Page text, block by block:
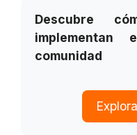
Descubre
implementan
comunidad